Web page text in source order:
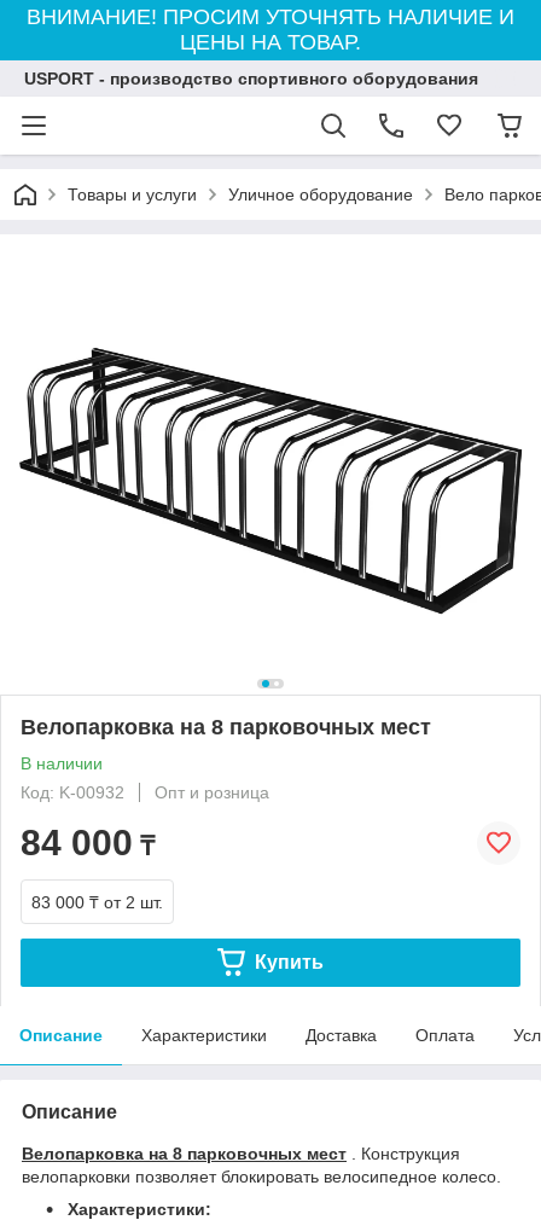
ВНИМАНИЕ! ПРОСИМ УТОЧНЯТЬ НАЛИЧИЕ И
ЦЕНЫ НА ТОВАР.
USPORT - производство спортивного оборудования
Товары и услуги Уличное оборудование Вело
Велопарковка на 8 парковочных мест
В наличии
Код: K-00932
Опт и розница
84 000 ₸
83 000 ₸ от 2 шт.
Купить
Описание Характеристики Доставка Оплата
Описание
Велопарковка на 8 парковочных мест . Конструкция
велопарковки позволяет блокировать велосипедное колесо.
Характеристики: